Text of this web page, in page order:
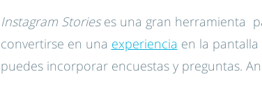
Instagram Storieses una gran herramienta
convertirse en una experiencia en la
puedes incorporar encuestas y preguntas.